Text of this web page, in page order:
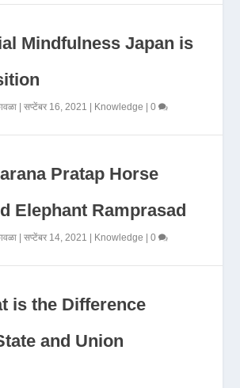
Mindfulness Japan is
|सप्टेंबर 16, 2021 Knowledge |0
Pratap Horse
Elephant Ramprasad
|सप्टेंबर 14, 2021 Knowledge |0
is the Difference
and Union